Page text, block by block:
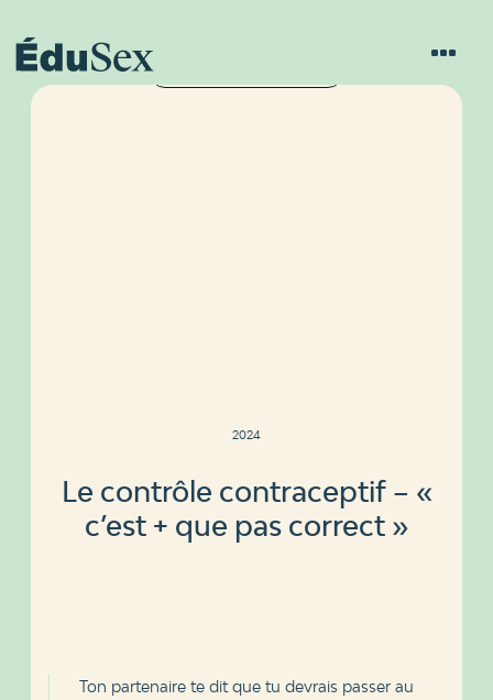
2024
Le contrôle contraceptif – «
c’est + que pas correct »
Ton partenaire te dit que tu devrais passer au